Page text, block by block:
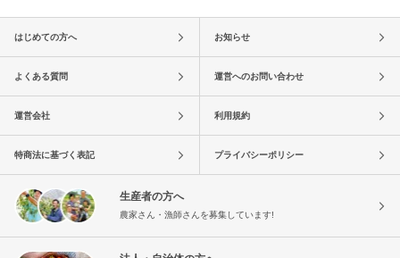
はじめての方へ お知らせ
よくある質問 運営へのお問い合わせ
運営会社 利用規約
特商法に基づく表記 プライバシーポリシー
生産者の方へ
農家さん・漁師さんを募集しています!